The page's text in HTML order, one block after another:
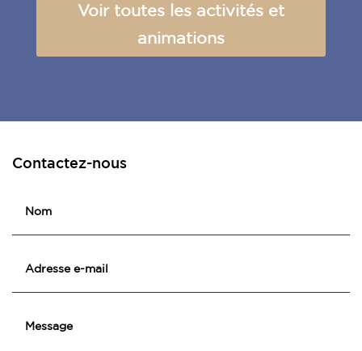
Voir toutes les activités et
animations
Contactez-nous